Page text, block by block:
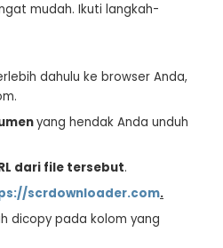
mudah. Ikuti langkah-
dahulu ke browser Anda,
yang hendak Anda unduh
dari file tersebut.
scrdownloader.com.
dicopy pada kolom yang